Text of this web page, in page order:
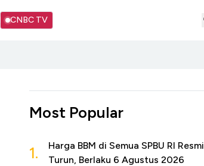
CNBC TV
Most Popular
1.
Harga BBM di Semua SPBU RI Resmi
Turun, Berlaku 6 Agustus 2026